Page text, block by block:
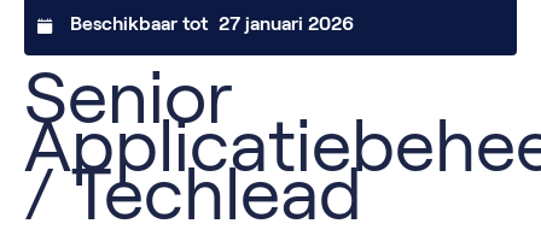
Beschikbaar tot 27 januari 2026
Senior
/ Techlead